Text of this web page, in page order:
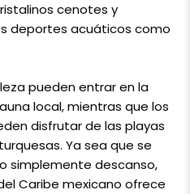
cenotes y
deportes acuáticos como
pueden entrar en la
local, mientras que los
disfrutar de las playas
Ya sea que se
simplemente descanso,
Caribe mexicano ofrece